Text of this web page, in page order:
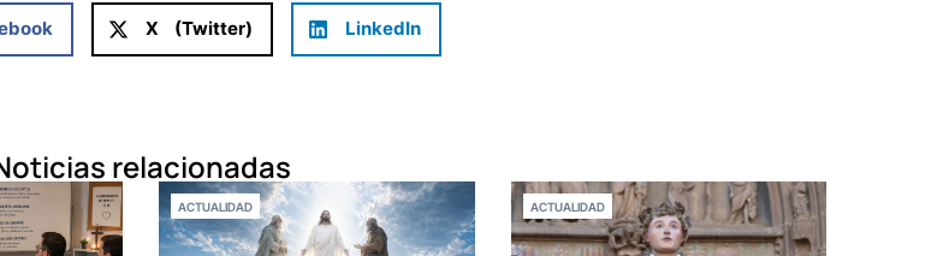
X (Twitter) LinkedIn
relacionadas
ACTUALIDAD ACTUALIDAD